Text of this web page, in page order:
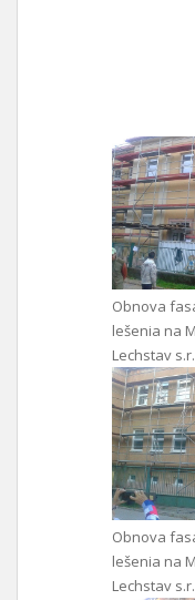
Obnova
lešenia na
Lechstav
Obnova
lešenia na
Lechstav